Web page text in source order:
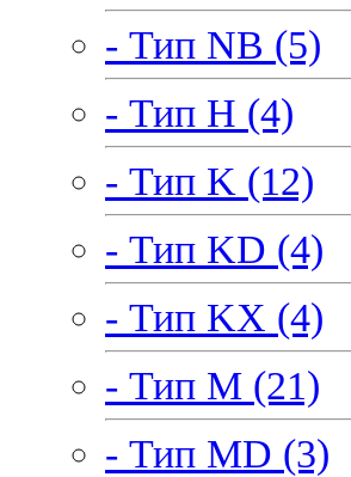
- Тип NB (5)
- Тип H (4)
- Тип K (12)
- Тип KD (4)
- Тип KX (4)
- Тип M (21)
- Тип MD (3)